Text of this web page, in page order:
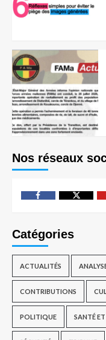
Nos réseaux
Catégories
ACTUALITÉS
CONTRIBUTIONS
POLITIQUE SANTÉ